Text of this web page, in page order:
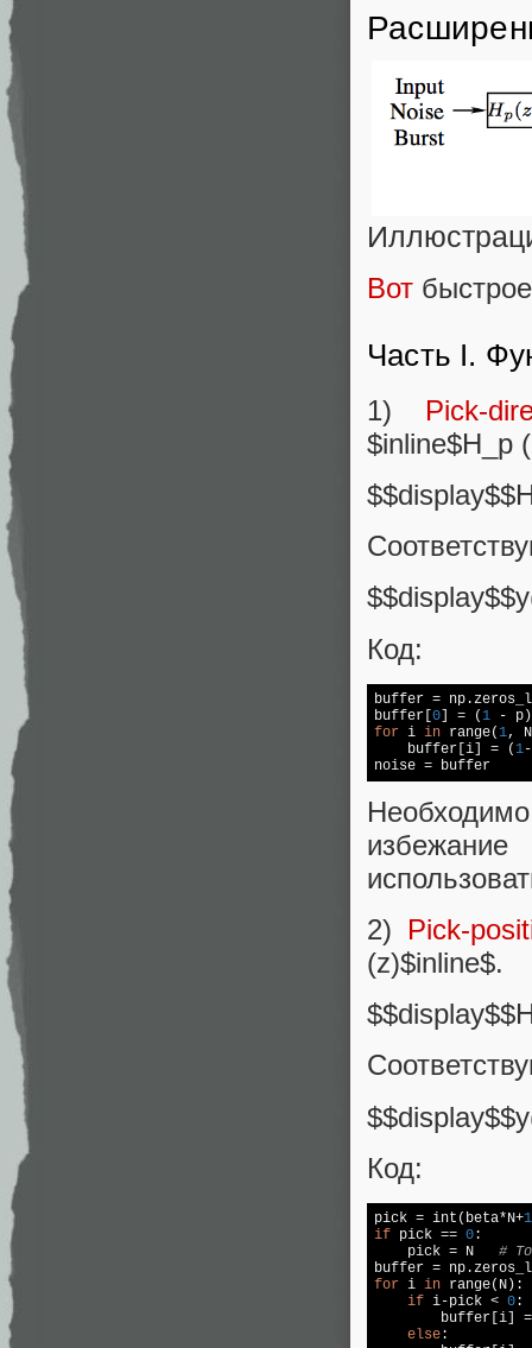
Вот
Часть I.
1) Pick-
$inline$H_p
Код:
buffer =
buffer[0] = ( 1 -
for i in range( 1,
    buffer[i] = (
1
noise = buffer
2) Pick-
(z)$inline$.
Код:
pick = int(beta*N+1
if pick == 0:
    pick = N
#
for i in range(N):
if i-pick < 0:
buffer[i]
else: